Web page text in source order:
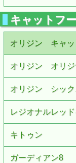
キャットフ
オリジン キャッ
オリジン オリジ
オリジン シック
レジオナルレッ
キトゥン
ガーディアン8